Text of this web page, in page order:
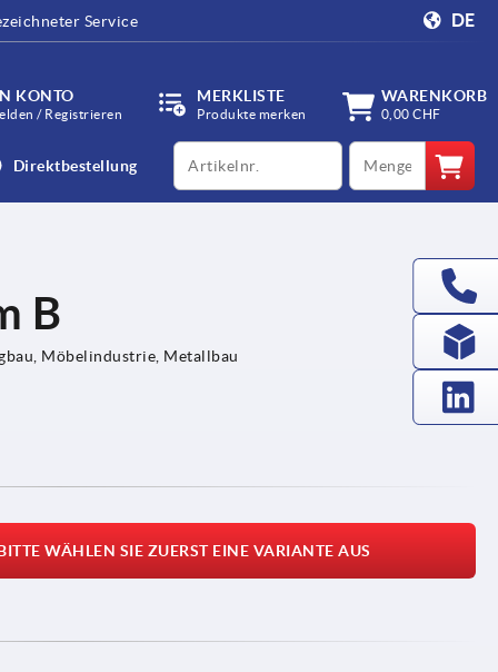
Service DE
KONTO
/ Registrieren
MERKLISTE
Produkte merken
WARENKORB
0,00 CHF
Direktbestellung
productCode qty
B
Möbelindustrie, Metallbau
WÄHLEN SIE ZUERST EINE VARIANTE AUS